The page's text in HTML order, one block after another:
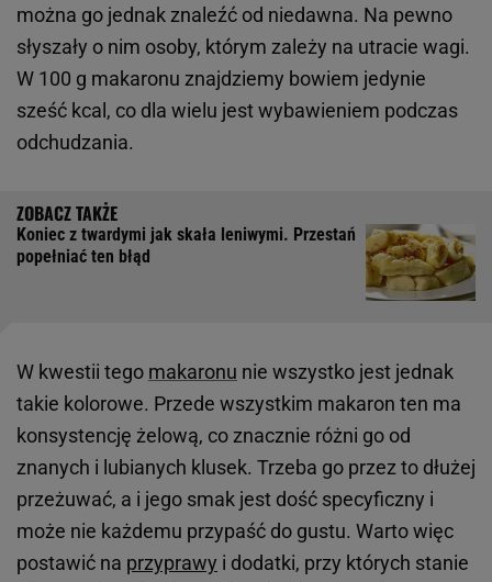
można go jednak znaleźć od niedawna. Na pewno
słyszały o nim osoby, którym zależy na utracie wagi.
W 100 g makaronu znajdziemy bowiem jedynie
sześć kcal, co dla wielu jest wybawieniem podczas
odchudzania.
Koniec z twardymi jak skała leniwymi. Przestań
popełniać ten błąd
W kwestii tego makaronu nie wszystko jest jednak
takie kolorowe. Przede wszystkim makaron ten ma
konsystencję żelową, co znacznie różni go od
znanych i lubianych klusek. Trzeba go przez to dłużej
przeżuwać, a i jego smak jest dość specyficzny i
może nie każdemu przypaść do gustu. Warto więc
postawić na przyprawy i dodatki, przy których stanie